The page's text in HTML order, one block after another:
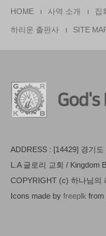
HOME 사역 소개 집
하리운 출판사 SITE
ADDRESS : [14429] 경기
L.A 글로리 교회 / Kingdom
COPYRIGHT (c) 하나님의
Icons made by freeplk from